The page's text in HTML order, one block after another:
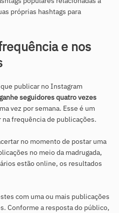
próprias hashtags para
e nos
publicar no Instagram
ganhe seguidores quatro vezes
vez por semana. Esse é um
frequência de publicações.
no momento de postar uma
no meio da madrugada,
estão online, os resultados
com uma ou mais publicações
Conforme a resposta do público,